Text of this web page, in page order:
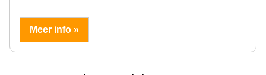
Meer info »